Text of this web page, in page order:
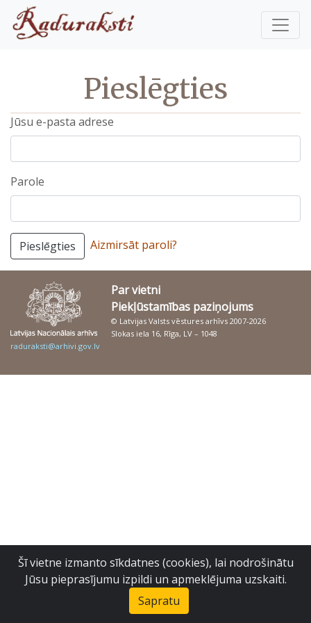
Pieslēgties
Jūsu e-pasta adrese
Parole
Pieslēgties Aizmirsāt paroli?
Par vietni
Piekļūstamības paziņojums
© Latvijas Valsts vēstures arhīvs 2007-2026
Slokas iela 16, Rīga, LV – 1048
raduraksti@arhivi.gov.lv
Šī vietne izmanto sīkdatnes (cookies), lai nodrošinātu
Jūsu pieprasījumu izpildi un apmeklējuma uzskaiti.
Sapratu